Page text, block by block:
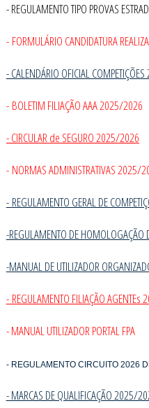
- REGULAMENTO TIPO PROVAS
- FORMULÁRIO CANDIDATURA
- CALENDÁRIO OFICIAL
- BOLETIM FILIAÇÃO AAA 2025/2026
- CIRCULAR de SEGURO 2025/2026
- NORMAS ADMINISTRATIVAS 2025/
- REGULAMENTO GERAL DE
-REGULAMENTO DE HOMOLOGAÇÃO
-MANUAL DE UTILIZADOR
- REGULAMENTO FILIAÇÃO
- MANUAL UTILIZADOR PORTAL FPA
- REGULAMENTO CIRCUITO 2026
- MARCAS DE QUALIFICAÇÃO 2025/